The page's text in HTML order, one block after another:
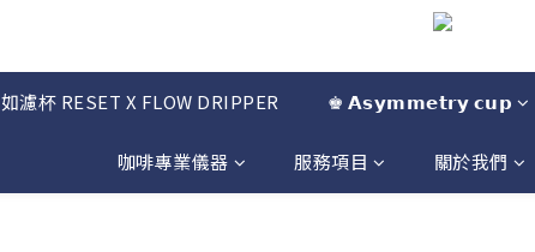
如濾杯 RESET X FLOW DRIPPER ♚ 𝗔𝘀𝘆𝗺𝗺𝗲𝘁𝗿𝘆 𝗰𝘂𝗽
咖啡專業儀器 服務項目 關於我們